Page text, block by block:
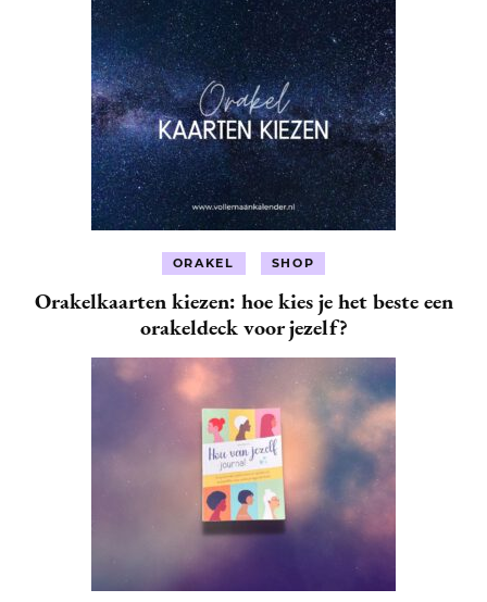
ORAKEL SHOP
Orakelkaarten kiezen: hoe kies je het beste een
orakeldeck voor jezelf?